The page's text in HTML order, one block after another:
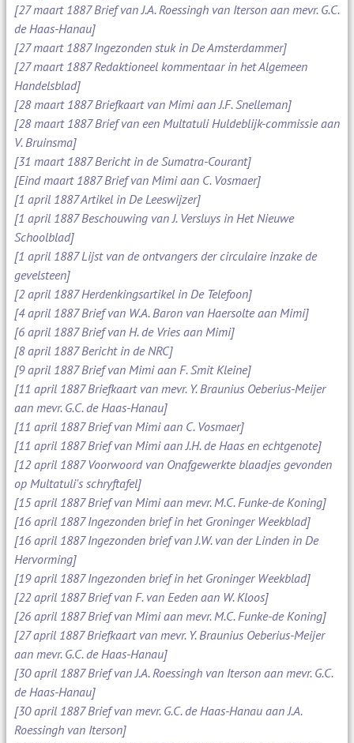
[27 maart 1887 Brief van J.A. Roessingh van Iterson aan mevr. G.C.
de Haas-Hanau]
[27 maart 1887 Ingezonden stuk in De Amsterdammer]
[27 maart 1887 Redaktioneel kommentaar in het Algemeen
Handelsblad]
[28 maart 1887 Briefkaart van Mimi aan J.F. Snelleman]
[28 maart 1887 Brief van een Multatuli Huldeblijk-commissie aan
V. Bruinsma]
[31 maart 1887 Bericht in de Sumatra-Courant]
[Eind maart 1887 Brief van Mimi aan C. Vosmaer]
[1 april 1887 Artikel in De Leeswijzer]
[1 april 1887 Beschouwing van J. Versluys in Het Nieuwe
Schoolblad]
[1 april 1887 Lijst van de ontvangers der circulaire inzake de
gevelsteen]
[2 april 1887 Herdenkingsartikel in De Telefoon]
[4 april 1887 Brief van W.A. Baron van Haersolte aan Mimi]
[6 april 1887 Brief van H. de Vries aan Mimi]
[8 april 1887 Bericht in de NRC]
[9 april 1887 Brief van Mimi aan F. Smit Kleine]
[11 april 1887 Briefkaart van mevr. Y. Braunius Oeberius-Meijer
aan mevr. G.C. de Haas-Hanau]
[11 april 1887 Brief van Mimi aan C. Vosmaer]
[11 april 1887 Brief van Mimi aan J.H. de Haas en echtgenote]
[12 april 1887 Voorwoord van Onafgewerkte blaadjes gevonden
op Multatuli's schryftafel]
[15 april 1887 Brief van Mimi aan mevr. M.C. Funke-de Koning]
[16 april 1887 Ingezonden brief in het Groninger Weekblad]
[16 april 1887 Ingezonden brief van J.W. van der Linden in De
Hervorming]
[19 april 1887 Ingezonden brief in het Groninger Weekblad]
[22 april 1887 Brief van F. van Eeden aan W. Kloos]
[26 april 1887 Brief van Mimi aan mevr. M.C. Funke-de Koning]
[27 april 1887 Briefkaart van mevr. Y. Braunius Oeberius-Meijer
aan mevr. G.C. de Haas-Hanau]
[30 april 1887 Brief van J.A. Roessingh van Iterson aan mevr. G.C.
de Haas-Hanau]
[30 april 1887 Brief van mevr. G.C. de Haas-Hanau aan J.A.
Roessingh van Iterson]